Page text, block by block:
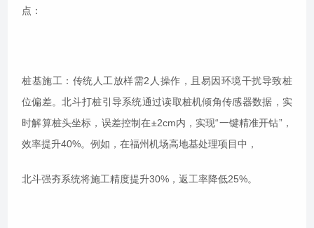
点：
桩基施工：传统人工放样需2人操作，且易因环境干扰导致桩
位偏差。北斗打桩引导系统通过读取桩机倾角传感器数据，实
时解算桩头坐标，误差控制在±2cm内，实现“一键精准开钻”，
效率提升40%。例如，在福州机场高地基处理项目中，
北斗强夯系统将施工精度提升30%，返工率降低25%。